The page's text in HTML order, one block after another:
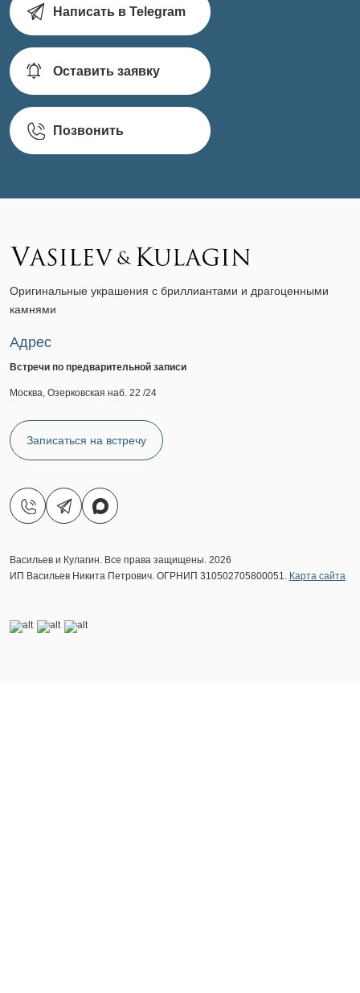
Написать в Telegram
Оставить заявку
Позвонить
Оригинальные украшения с бриллиантами и драгоценными
камнями
Адрес
Встречи по предварительной записи
Москва, Озерковская наб. 22 /24
Записаться на встречу
Васильев и Кулагин. Все права защищены. 2026
ИП Васильев Никита Петрович. ОГРНИП 310502705800051. Карта сайта